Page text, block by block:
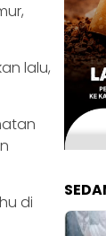
lalu,
di